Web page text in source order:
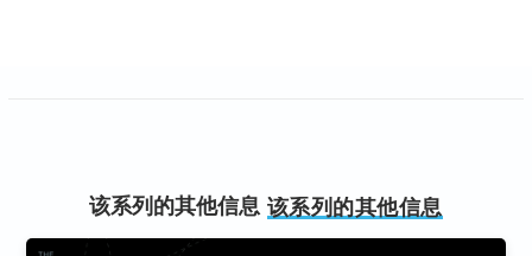
该系列的其他信息该系列的其他信息